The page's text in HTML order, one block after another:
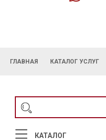
ГЛАВНАЯ КАТАЛОГ УСЛУГ
КАТАЛОГ